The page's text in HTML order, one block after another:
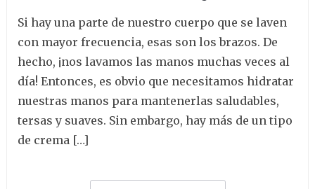
Si hay una parte de nuestro cuerpo que se laven
con mayor frecuencia, esas son los brazos. De
hecho, ¡nos lavamos las manos muchas veces al
día! Entonces, es obvio que necesitamos hidratar
nuestras manos para mantenerlas saludables,
tersas y suaves. Sin embargo, hay más de un tipo
de crema […]